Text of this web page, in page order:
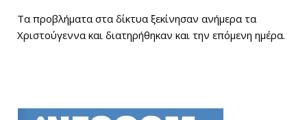
Τα προβλήματα στα δίκτυα ξεκίνησαν ανήμερα τα
Χριστούγεννα και διατηρήθηκαν και την επόμενη ημέρα.